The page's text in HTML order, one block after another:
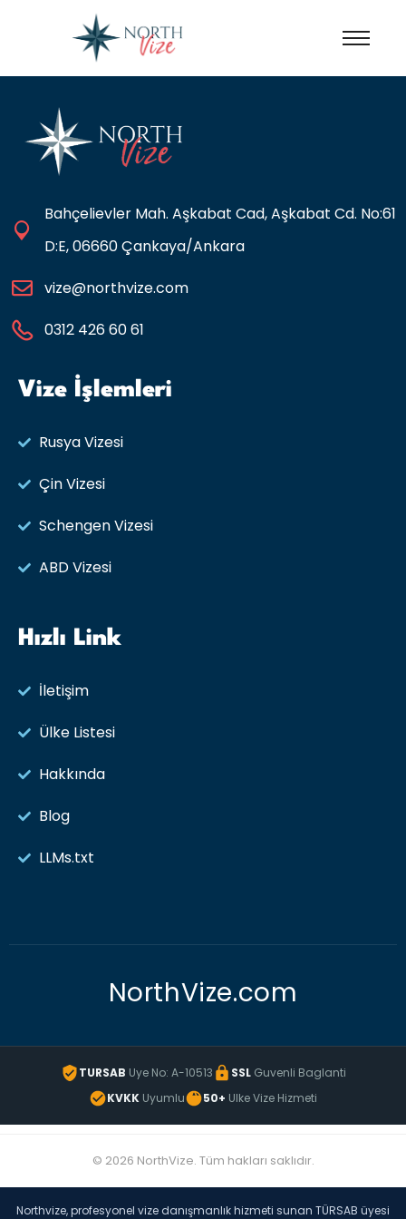
Bahçelievler Mah. Aşkabat Cad, Aşkabat Cd. No:61
D:E, 06660 Çankaya/Ankara
vize@northvize.com
0312 426 60 61
Vize İşlemleri
Rusya Vizesi​
Çin Vizesi
Schengen Vizesi
ABD Vizesi
Hızlı Link
İletişim
Ülke Listesi
Hakkında
Blog
LLMs.txt
NorthVize.com
TURSAB Uye No: A-10513 SSLGuvenli Baglanti
KVKK Uyumlu 50+ Ulke Vize Hizmeti
© 2026 NorthVize. Tüm hakları saklıdır.
Northvize, profesyonel vize danışmanlık hizmeti sunan TÜRSAB üyesi